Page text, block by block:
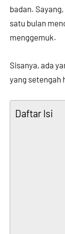
badan.
satu bulan
menggemuk.
Sisanya, ada
yang setengah
Daftar Isi